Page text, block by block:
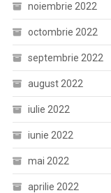
noiembrie 2022
octombrie 2022
septembrie 2022
august 2022
iulie 2022
iunie 2022
mai 2022
aprilie 2022